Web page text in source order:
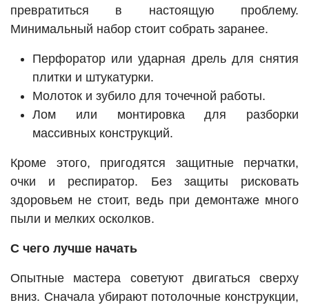
превратиться в настоящую проблему.
Минимальный набор стоит собрать заранее.
Перфоратор или ударная дрель для снятия
плитки и штукатурки.
Молоток и зубило для точечной работы.
Лом или монтировка для разборки
массивных конструкций.
Кроме этого, пригодятся защитные перчатки,
очки и респиратор. Без защиты рисковать
здоровьем не стоит, ведь при демонтаже много
пыли и мелких осколков.
С чего лучше начать
Опытные мастера советуют двигаться сверху
вниз. Сначала убирают потолочные конструкции,